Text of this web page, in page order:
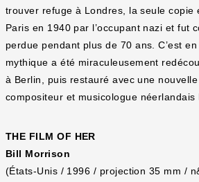
trouver refuge à Londres, la seule copie
Paris en 1940 par l’occupant nazi et fut
perdue pendant plus de 70 ans. C’est
mythique a été miraculeusement
à Berlin, puis restauré avec une
compositeur et musicologue néerlandais
THE FILM OF HER
Bill Morrison
(États-Unis / 1996 / projection 35 mm /